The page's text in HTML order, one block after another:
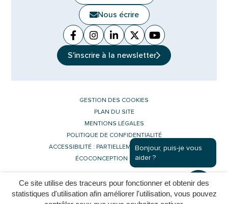
Ce site utilise des traceurs pour fonctionner et obtenir des
statistiques d'utilisation afin améliorer l'utilisation, vous pouvez
Nous écrire
Facebook
(ouverture dans un nouvel onglet)
Instagram
(ouverture dans un nouvel
Linkedin
(ouverture dans un nouvel
X (Twitter)
(ouverture dans un
YouTube
(ouverture dans
S'inscrire à la newsletter
GESTION DES COOKIES
PLAN DU SITE
MENTIONS LÉGALES
POLITIQUE DE CONFIDENTIALITÉ
ACCESSIBILITÉ : PARTIELLEMENT CONFORME
ÉCOCONCEPTION DU SITE
Site réalisé par
Bonjour, puis-je vous
aider ?